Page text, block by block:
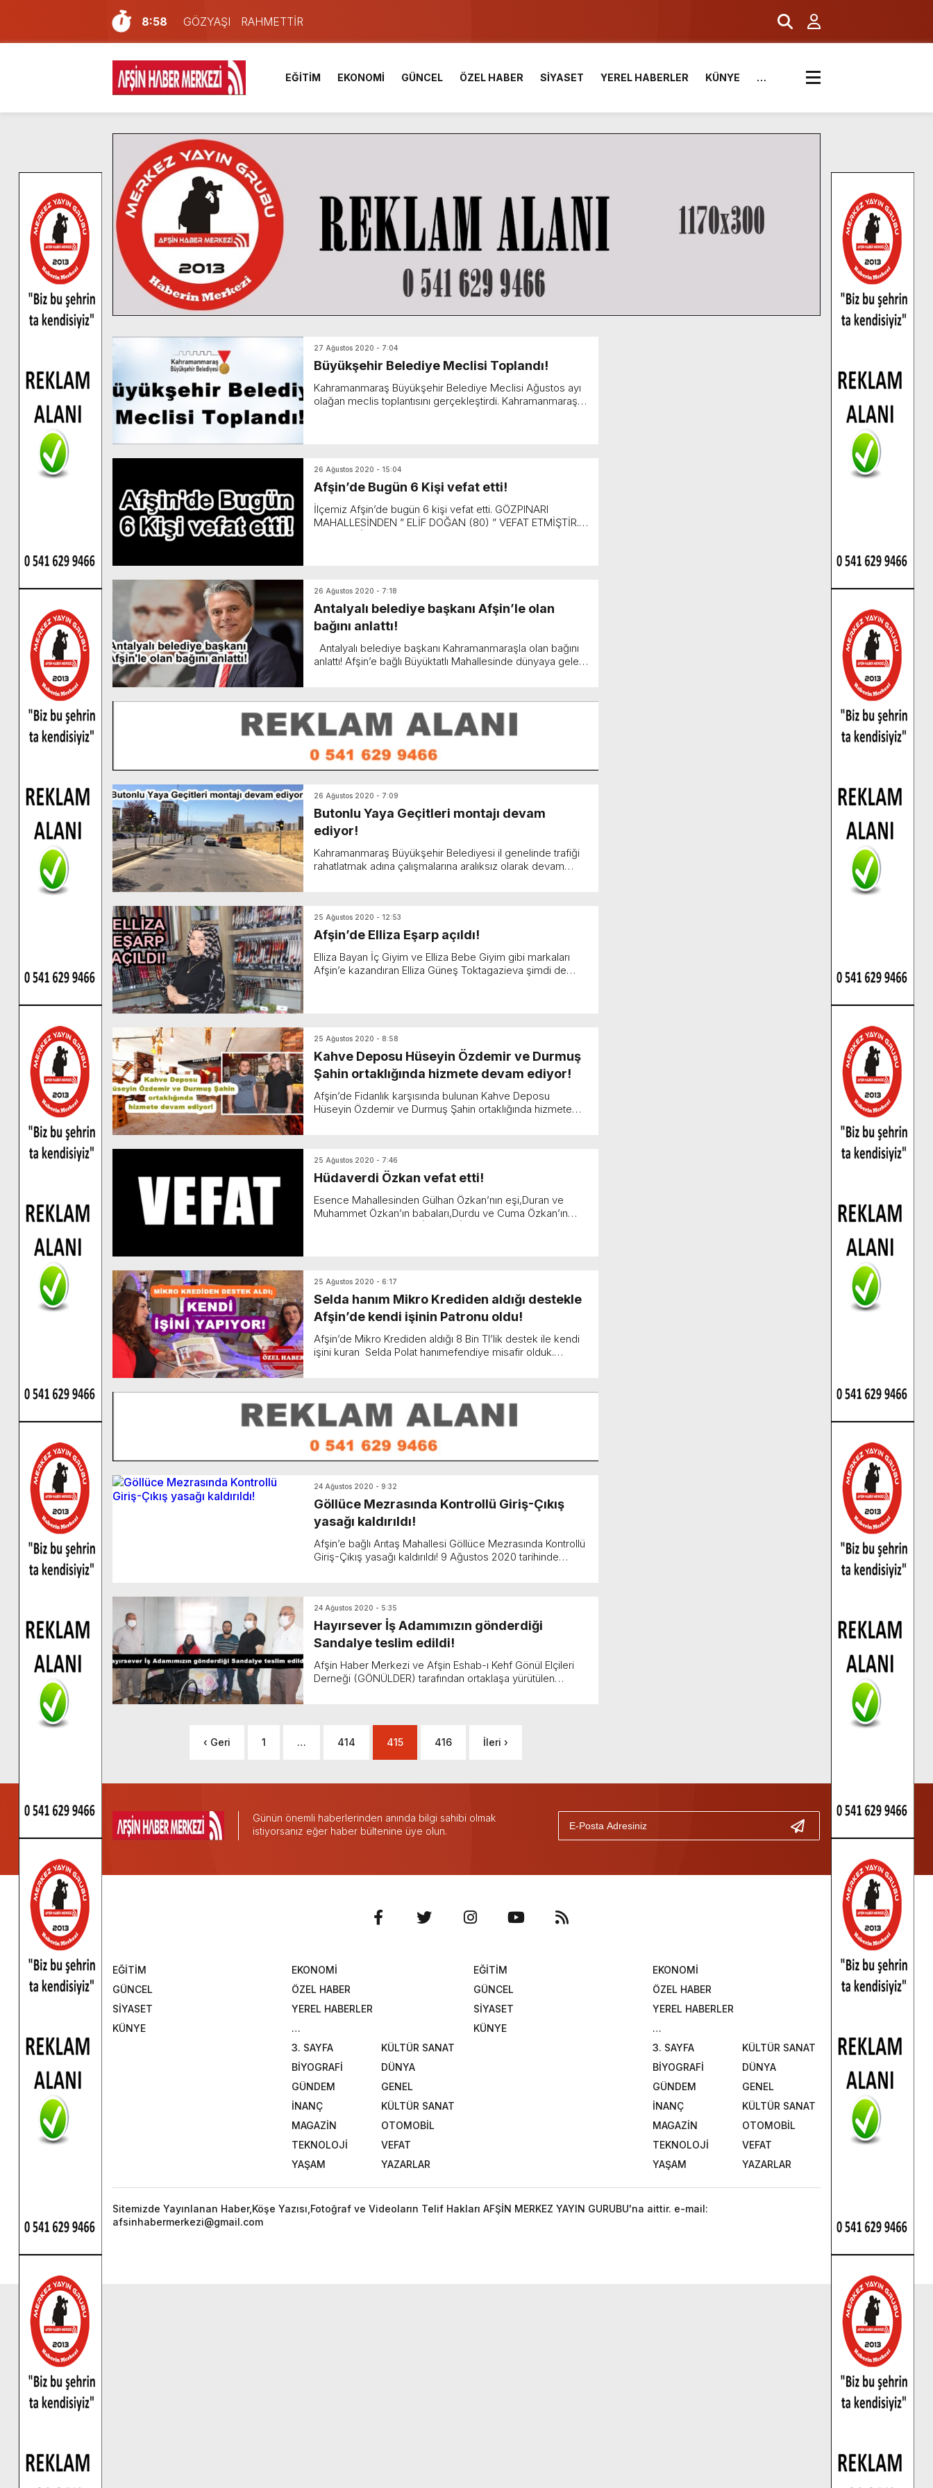
8:58
GÖZYAŞI RAHMETTİR
7:57
Afşin Sağlık Yüksek Okulu ve Meslek Yüksek Okulunda görev değişimi!
6:31
Onikişubat Belediyesi’nin Üniversite Hazırlık Kursu başvurularında son gün 7 Ağustos.
16:10
Uluslararası Bisiklet Yarışması’nda En Zorlu Etap Tamamlandı.
13:27
NOTER ONAYLI TYP LİSTESİ YAYINLANDI.
11:22
KAFUM Fuar Alanı Bulut ve Yavuz’un Ezgileriyle Şenlendi.
8:06
Afşinli bir hemşehrimizin de olduğu Filistin Konvoyu, güçlenerek ilerliyor.
14:05
Madrigal, Perşembe Günü KAFUM’da Sahne Alacak.
7:39
KEDİNİZ Mİ VAR?
4:58
İklim Dirençli Tarım İçin Güç Birliği.
EĞİTİM EKONOMİ GÜNCEL ÖZEL HABER SİYASET YEREL HABERLER KÜNYE …
27 Ağustos 2020 - 7:04
Büyükşehir Belediye Meclisi Toplandı!
Kahramanmaraş Büyükşehir Belediye Meclisi Ağustos ayı
olağan meclis toplantısını gerçekleştirdi. Kahramanmaraş
26 Ağustos 2020 - 15:04
Afşin’de Bugün 6 Kişi vefat etti!
İlçemiz Afşin’de bugün 6 kişi vefat etti. GÖZPINARI
MAHALLESİNDEN ” ELİF DOĞAN (80) ” VEFAT ETMİŞTİR.
26 Ağustos 2020 - 7:18
Antalyalı belediye başkanı Afşin’le olan
bağını anlattı!
Antalyalı belediye başkanı Kahramanmaraşla olan bağını
anlattı! Afşin’e bağlı Büyüktatlı Mahallesinde dünyaya gelen
26 Ağustos 2020 - 7:09
Butonlu Yaya Geçitleri montajı devam
ediyor!
Kahramanmaraş Büyükşehir Belediyesi il genelinde trafiği
rahatlatmak adına çalışmalarına aralıksız olarak devam
25 Ağustos 2020 - 12:53
Afşin’de Elliza Eşarp açıldı!
Elliza Bayan İç Giyim ve Elliza Bebe Giyim gibi markaları
Afşin’e kazandıran Elliza Güneş Toktagazieva şimdi de
25 Ağustos 2020 - 8:58
Kahve Deposu Hüseyin Özdemir ve Durmuş
Şahin ortaklığında hizmete devam ediyor!
Afşin’de Fidanlık karşısında bulunan Kahve Deposu
Hüseyin Özdemir ve Durmuş Şahin ortaklığında hizmete
25 Ağustos 2020 - 7:46
Hüdaverdi Özkan vefat etti!
Esence Mahallesinden Gülhan Özkan’nın eşi,Duran ve
Muhammet Özkan’ın babaları,Durdu ve Cuma Özkan’ın
25 Ağustos 2020 - 6:17
Selda hanım Mikro Krediden aldığı destekle
Afşin’de kendi işinin Patronu oldu!
Afşin’de Mikro Krediden aldığı 8 Bin Tl’lik destek ile kendi
işini kuran Selda Polat hanımefendiye misafir olduk.
24 Ağustos 2020 - 9:32
Göllüce Mezrasında Kontrollü Giriş-Çıkış
yasağı kaldırıldı!
Afşin’e bağlı Arıtaş Mahallesi Göllüce Mezrasında Kontrollü
Giriş-Çıkış yasağı kaldırıldı! 9 Ağustos 2020 tarihinde
24 Ağustos 2020 - 5:35
Hayırsever İş Adamımızın gönderdiği
Sandalye teslim edildi!
Afşin Haber Merkezi ve Afşin Eshab-ı Kehf Gönül Elçileri
Derneği (GÖNÜLDER) tarafından ortaklaşa yürütülen
‹ Geri 1 … 414 415 416 İleri ›
Günün önemli haberlerinden anında bilgi sahibi olmak
istiyorsanız eğer haber bültenine üye olun.
EĞİTİM
EKONOMİ
GÜNCEL
ÖZEL HABER
SİYASET
YEREL HABERLER
KÜNYE
…
3. SAYFA
KÜLTÜR SANAT
BİYOGRAFİ
DÜNYA
GÜNDEM
GENEL
İNANÇ
KÜLTÜR SANAT
MAGAZİN
OTOMOBİL
TEKNOLOJİ
VEFAT
YAŞAM
YAZARLAR
EĞİTİM
EKONOMİ
GÜNCEL
ÖZEL HABER
SİYASET
YEREL HABERLER
KÜNYE
…
3. SAYFA
KÜLTÜR SANAT
BİYOGRAFİ
DÜNYA
GÜNDEM
GENEL
İNANÇ
KÜLTÜR SANAT
MAGAZİN
OTOMOBİL
TEKNOLOJİ
VEFAT
YAŞAM
YAZARLAR
Sitemizde Yayınlanan Haber,Köşe Yazısı,Fotoğraf ve Videoların Telif Hakları AFŞİN MERKEZ YAYIN GURUBU'na aittir. e-mail:
afsinhabermerkezi@gmail.com